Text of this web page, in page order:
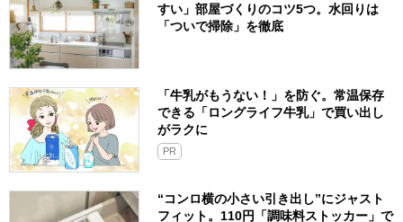
すい」部屋づくりのコツ5つ。水回りは
「ついで掃除」を徹底
「牛乳がもうない！」を防ぐ。常温保存
できる「ロングライフ牛乳」で買い出し
がラクに
PR
“コンロ横の小さい引き出し”にジャスト
フィット。110円「調味料ストッカー」で